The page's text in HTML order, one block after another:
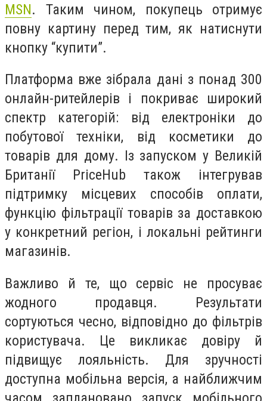
MSN. Таким чином, покупець отримує
повну картину перед тим, як натиснути
кнопку “купити”.
Платформа вже зібрала дані з понад 300
онлайн-ритейлерів і покриває широкий
спектр категорій: від електроніки до
побутової техніки, від косметики до
товарів для дому. Із запуском у Великій
Британії PriceHub також інтегрував
підтримку місцевих способів оплати,
функцію фільтрації товарів за доставкою
у конкретний регіон, і локальні рейтинги
магазинів.
Важливо й те, що сервіс не просуває
жодного продавця. Результати
сортуються чесно, відповідно до фільтрів
користувача. Це викликає довіру й
підвищує лояльність. Для зручності
доступна мобільна версія, а найближчим